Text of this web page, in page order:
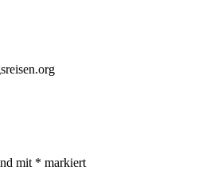
mit * markiert